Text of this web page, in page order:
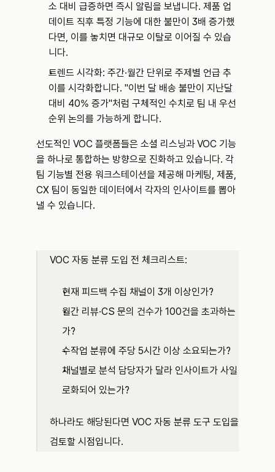
소 대비 급증하면 즉시 알림을 보냅니다. 제품 업
데이트 직후 특정 기능에 대한 불만이 3배 증가했
다면, 이를 놓치면 대규모 이탈로 이어질 수 있습
니다.
트렌드 시각화: 주간·월간 단위로 주제별 언급 추
이를 시각화합니다. "이번 달 배송 불만이 지난달
대비 40% 증가"처럼 구체적인 수치로 팀 내 우선
순위 논의를 가능하게 합니다.
선도적인 VOC 플랫폼들은 소셜 리스닝과 VOC 기능
을 하나로 통합하는 방향으로 진화하고 있습니다. 각
팀 기능별 전용 워크스테이션을 제공해 마케팅, 제품,
CX 팀이 동일한 데이터에서 각자의 인사이트를 뽑아
낼 수 있습니다.
VOC 자동 분류 도입 전 체크리스트:
현재 피드백 수집 채널이 3개 이상인가?
월간 리뷰·CS 문의 건수가 100건을 초과하는
가?
수작업 분류에 주당 5시간 이상 소요되는가?
채널별로 분석 담당자가 달라 인사이트가 사일
로화되어 있는가?
하나라도 해당된다면 VOC 자동 분류 도구 도입을
검토할 시점입니다.